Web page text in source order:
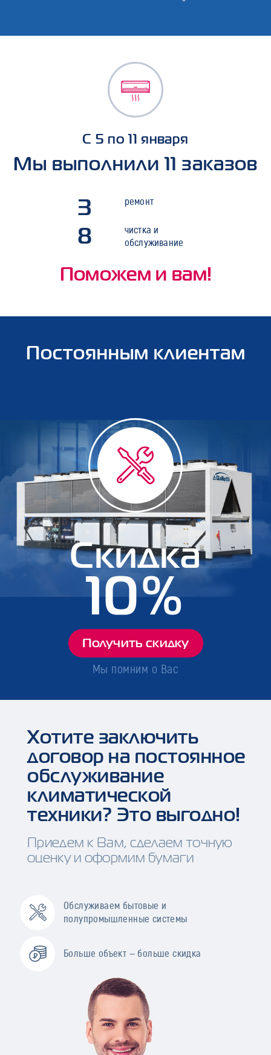
С 5 по 11 января
Мы выполнили 11 заказов
3 ремонт
8
чистка и
обслуживание
Поможем и вам!
Постоянным клиентам
Мы помним о Вас
Скидка
10%
Получить скидку
Хотите заключить
договор на постоянное
обслуживание
климатической
техники? Это выгодно!
Приедем к Вам, сделаем точную
оценку и оформим бумаги
Обслуживаем бытовые и
полупромышленные системы
Больше объект — больше скидка